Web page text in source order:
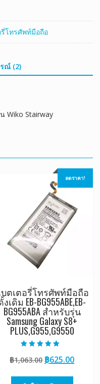
โทรศัพท์มือถือ
ณ์ (2)
Wiko Stairway
ลดราคา!
ตเตอรี่โทรศัพท์มือถือ
งเดิม EB-BG955ABE,EB-
BG955ABA สำหรับรุ่น
Samsung Galaxy S8+
PLUS,G955,G9550
4.50
ตั้งแต่ 1-5
฿1,063.00 Original
was:
฿625.00